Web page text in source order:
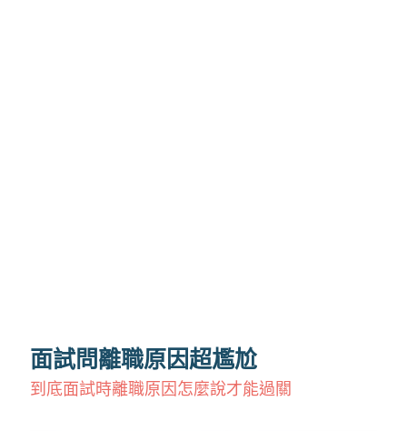
面試問離職原因超尷尬
到底面試時離職原因怎麼說才能過關